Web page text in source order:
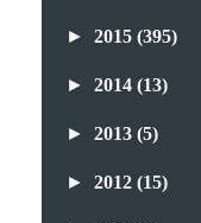
► 2015 (395)
► 2014 (13)
► 2013 (5)
► 2012 (15)